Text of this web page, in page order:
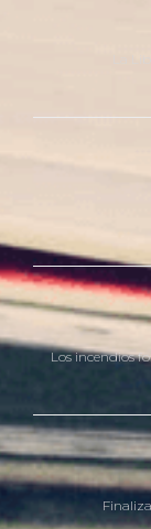
Los incendios